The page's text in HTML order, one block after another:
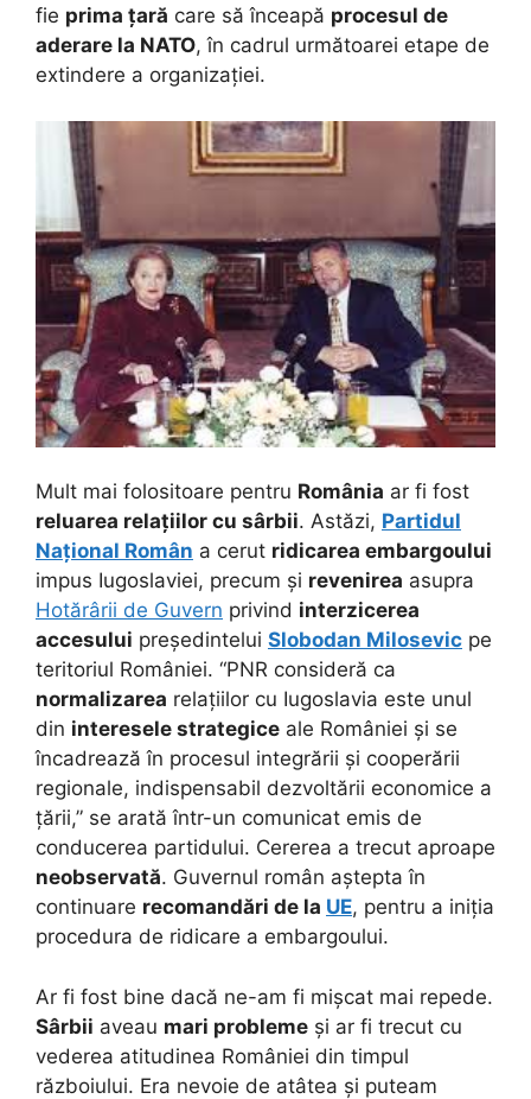
fie prima țară care să înceapă procesul de
aderare la NATO, în cadrul următoarei etape de
extindere a organizației.
Mult mai folositoare pentru România ar fi fost
reluarea relațiilor cu sârbii. Astăzi, Partidul
Național Român a cerut ridicarea embargoului
impus Iugoslaviei, precum și revenirea asupra
Hotărârii de Guvern privind interzicerea
accesului președintelui Slobodan Milosevic pe
teritoriul României. “PNR consideră ca
normalizarea relațiilor cu Iugoslavia este unul
din interesele strategice ale României și se
încadrează în procesul integrării și cooperării
regionale, indispensabil dezvoltării economice a
țării,” se arată într-un comunicat emis de
conducerea partidului. Cererea a trecut aproape
neobservată. Guvernul român aștepta în
continuare recomandări de la UE, pentru a iniția
procedura de ridicare a embargoului.
Ar fi fost bine dacă ne-am fi mișcat mai repede.
Sârbii aveau mari probleme și ar fi trecut cu
vederea atitudinea României din timpul
războiului. Era nevoie de atâtea și puteam